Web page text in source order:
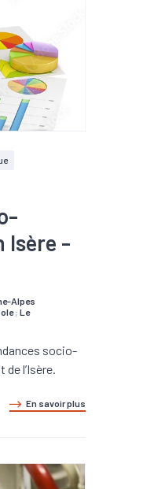
Isère -
Alpes
; Le
socio-
l’Isère.
En savoir plus